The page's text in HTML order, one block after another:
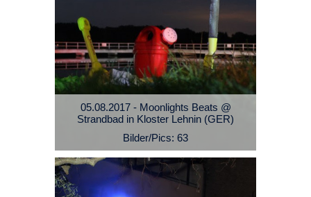
05.08.2017 - Moonlights Beats @
Strandbad in Kloster Lehnin (GER)
Bilder/Pics: 63